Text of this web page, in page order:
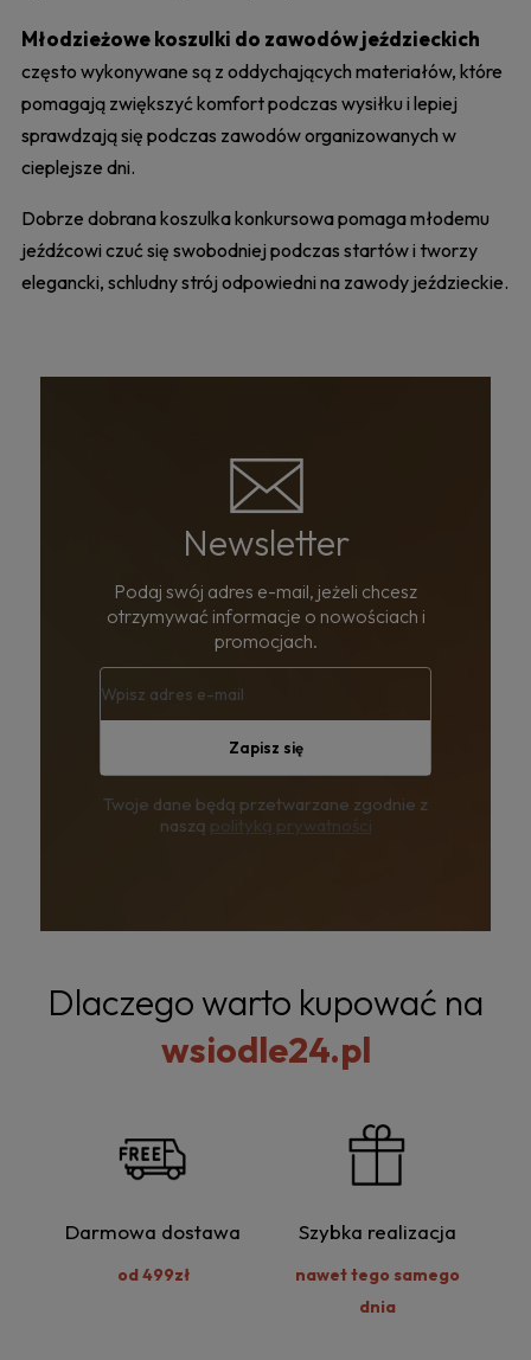
Młodzieżowe koszulki do zawodów jeździeckich
często wykonywane są z oddychających materiałów, które
pomagają zwiększyć komfort podczas wysiłku i lepiej
sprawdzają się podczas zawodów organizowanych w
cieplejsze dni.
Dobrze dobrana koszulka konkursowa pomaga młodemu
jeźdźcowi czuć się swobodniej podczas startów i tworzy
elegancki, schludny strój odpowiedni na zawody jeździeckie.
Newsletter
Podaj swój adres e-mail, jeżeli chcesz
otrzymywać informacje o nowościach i
promocjach.
Zapisz się
Twoje dane będą przetwarzane zgodnie z
naszą polityką prywatności
Dlaczego warto kupować na
wsiodle24.pl
Darmowa dostawa
od 499zł
Szybka realizacja
nawet tego samego
dnia